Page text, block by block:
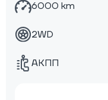
6000 km
2WD
АКПП